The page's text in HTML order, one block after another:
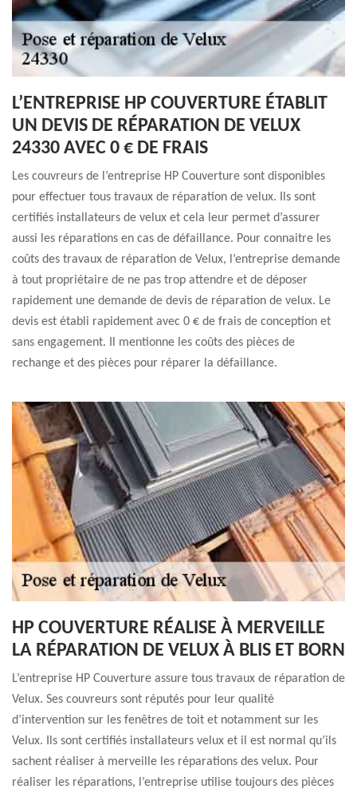
L’ENTREPRISE HP COUVERTURE ÉTABLIT
UN DEVIS DE RÉPARATION DE VELUX
24330 AVEC 0 € DE FRAIS
Les couvreurs de l’entreprise HP Couverture sont disponibles
pour effectuer tous travaux de réparation de velux. Ils sont
certifiés installateurs de velux et cela leur permet d’assurer
aussi les réparations en cas de défaillance. Pour connaitre les
coûts des travaux de réparation de Velux, l’entreprise demande
à tout propriétaire de ne pas trop attendre et de déposer
rapidement une demande de devis de réparation de velux. Le
devis est établi rapidement avec 0 € de frais de conception et
sans engagement. Il mentionne les coûts des pièces de
rechange et des pièces pour réparer la défaillance.
HP COUVERTURE RÉALISE À MERVEILLE
LA RÉPARATION DE VELUX À BLIS ET BORN
L’entreprise HP Couverture assure tous travaux de réparation de
Velux. Ses couvreurs sont réputés pour leur qualité
d’intervention sur les fenêtres de toit et notamment sur les
Velux. Ils sont certifiés installateurs velux et il est normal qu’ils
sachent réaliser à merveille les réparations des velux. Pour
réaliser les réparations, l’entreprise utilise toujours des pièces